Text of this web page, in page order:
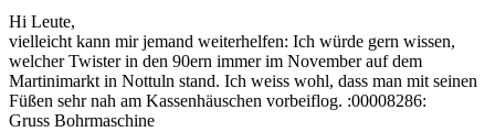
Hi Leute,
vielleicht kann mir jemand weiterhelfen: Ich würde gern wissen,
welcher Twister in den 90ern immer im November auf dem
Martinimarkt in Nottuln stand. Ich weiss wohl, dass man mit seinen
Füßen sehr nah am Kassenhäuschen vorbeiflog. :00008286:
Gruss Bohrmaschine